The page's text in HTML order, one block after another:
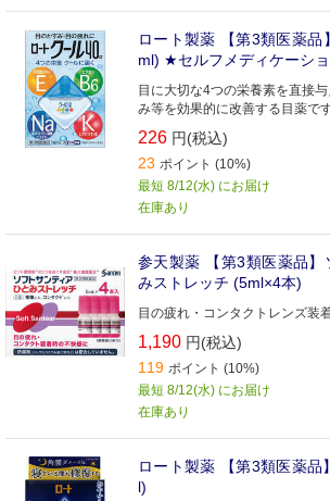
ロート製薬 【第3類医薬品
ml) ★セルフメディケーシ
目に大切な4つの栄養素を直接
み等を効果的に改善する目薬で
血行を促し、目の疲れを緩和。
226 円(税込)
23 ポイント (10%)
最短 8/12(水) にお届け
在庫あり
参天製薬 【第3類医薬品】
みストレッチ (5ml×4本)
目の疲れ・コンタクトレンズ装
1,190 円(税込)
119 ポイント (10%)
最短 8/12(水) にお届け
在庫あり
ロート製薬 【第3類医薬品
l)